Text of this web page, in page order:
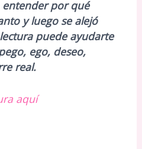
entender por qué
y luego se alejó
puede ayudarte
ego, deseo,
real.
aquí